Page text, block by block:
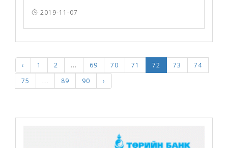
2019-11-07
‹ 1 2 ... 69 70 71 72 73
74
75
... 89 90 ›